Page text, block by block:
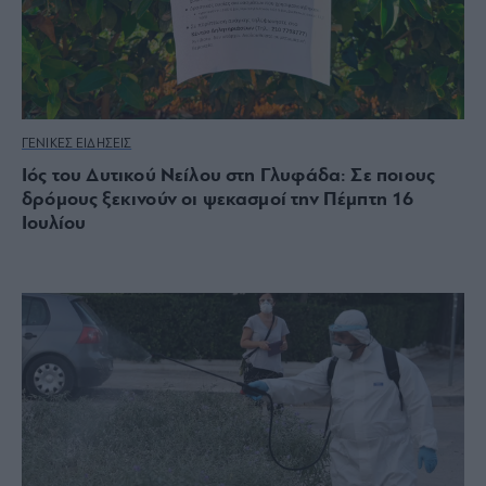
ΓΕΝΙΚΕΣ ΕΙΔΗΣΕΙΣ
Ιός του Δυτικού Νείλου στη Γλυφάδα: Σε ποιους
δρόμους ξεκινούν οι ψεκασμοί την Πέμπτη 16
Ιουλίου